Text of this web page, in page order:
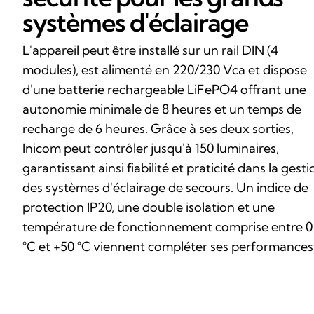
systèmes d'éclairage
L'appareil peut être installé sur un rail DIN (4
modules), est alimenté en 220/230 Vca et dispose
d'une batterie rechargeable LiFePO4 offrant une
autonomie minimale de 8 heures et un temps de
recharge de 6 heures. Grâce à ses deux sorties,
Inicom peut contrôler jusqu'à 150 luminaires,
garantissant ainsi fiabilité et praticité dans la
des systèmes d'éclairage de secours. Un indice de
protection IP20, une double isolation et une
température de fonctionnement comprise entre 0
°C et +50 °C viennent compléter ses